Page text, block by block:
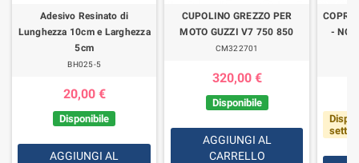
Adesivo Resinato di
Lunghezza 10cm e Larghezza
5cm
BH025-5
20,00 €
Disponibile
AGGIUNGI AL
CUPOLINO GREZZO PER
MOTO GUZZI V7 750 850
CM322701
320,00 €
Disponibile
AGGIUNGI AL
CARRELLO
-